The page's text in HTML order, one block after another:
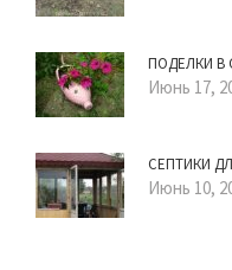
ПОДЕЛКИ В
Июнь 17,
СЕПТИКИ
Июнь 10,